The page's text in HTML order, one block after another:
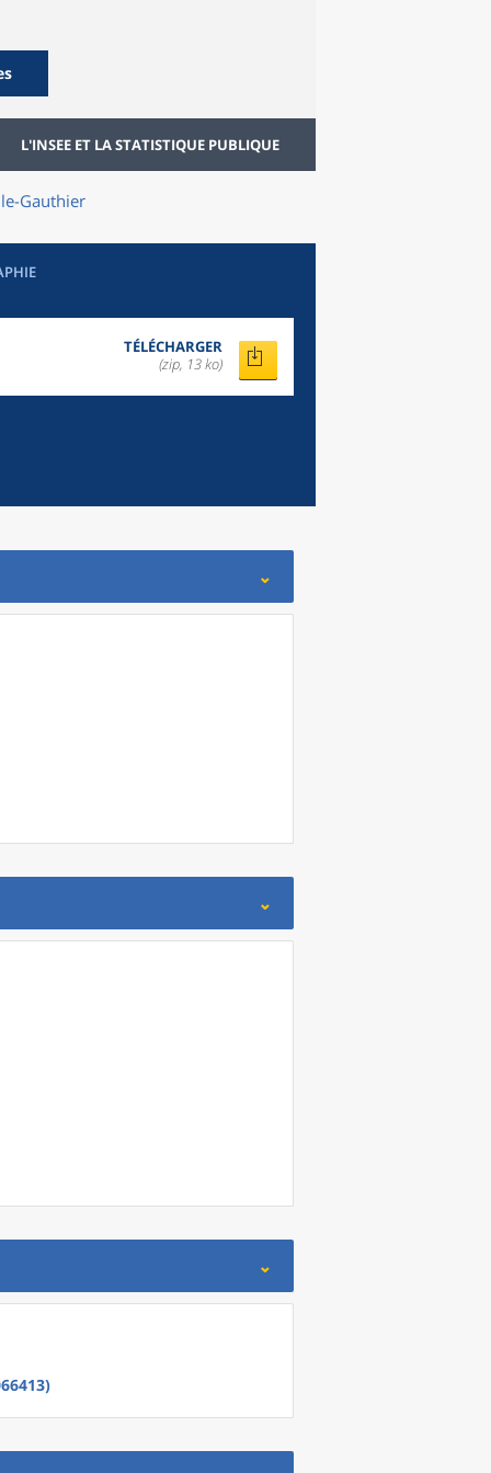
L'INSEE ET LA STATISTIQUE PUBLIQUE
Gauthier
TÉLÉCHARGER
(zip, 13 ko)